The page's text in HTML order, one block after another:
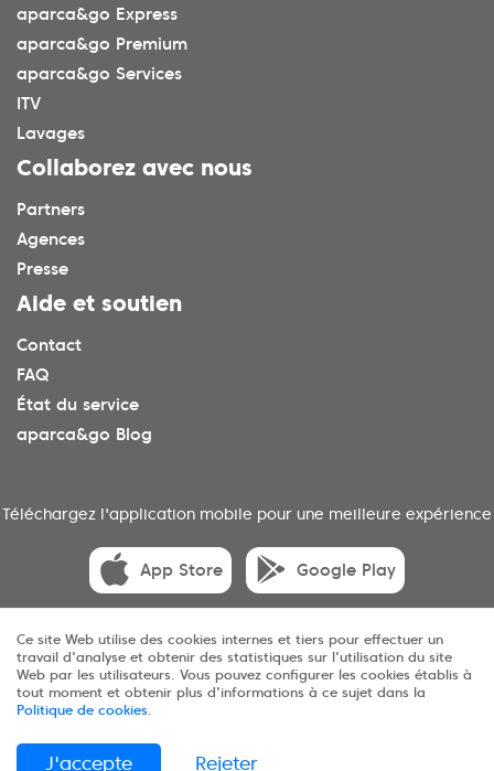
aparca&go Express
aparca&go Premium
aparca&go Services
ITV
Lavages
Collaborez avec nous
Partners
Agences
Presse
Aide et soutien
Contact
FAQ
État du service
aparca&go Blog
Téléchargez l'application mobile pour une meilleure expérience
App Store Google Play
© 2025 aparca&go Tous droits réservés
Confidentialité
Ce site Web utilise des cookies internes et tiers pour effectuer un
travail d'analyse et obtenir des statistiques sur l'utilisation du site
Web par les utilisateurs. Vous pouvez configurer les cookies établis à
tout moment et obtenir plus d'informations à ce sujet dans la
Politique de cookies.
J'accepte Rejeter